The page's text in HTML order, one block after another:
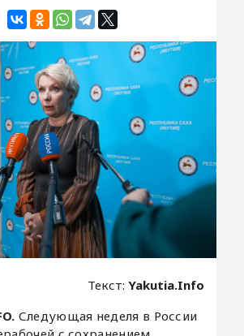
Текст:Yakutia.Info
Следующая неделя в России